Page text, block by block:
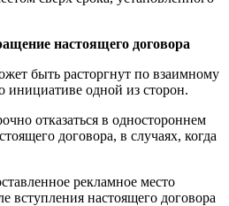
настоящего договора
быть расторгнут по взаимному
инициативе одной из сторон.
отказаться в одностороннем
договора, в случаях, когда
рекламное место
вступления настоящего договора